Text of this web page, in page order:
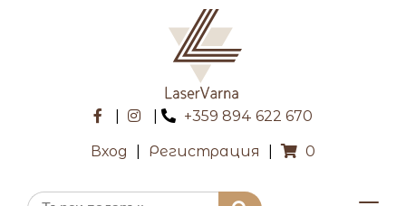
+359 894 622 670
Вход Регистрация 0